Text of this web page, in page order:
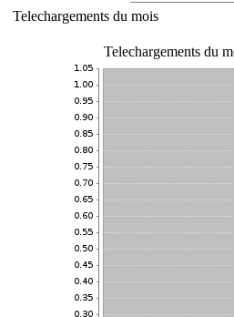
Telechargements du mois
Telechargements du